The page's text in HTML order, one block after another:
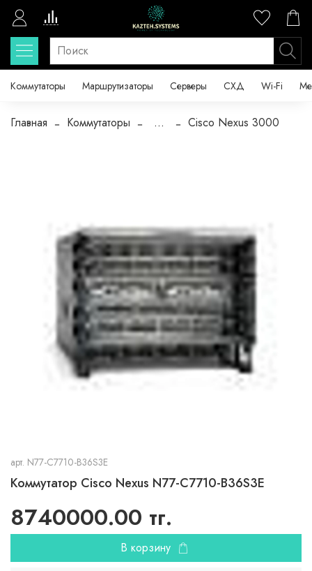
Коммутаторы Маршрутизаторы Серверы СХД Wi-Fi
Главная Коммутаторы ... Cisco Nexus 3000
арт. N77-C7710-B36S3E
Коммутатор Cisco Nexus N77-C7710-B36S3E
8740000.00 тг.
В корзину